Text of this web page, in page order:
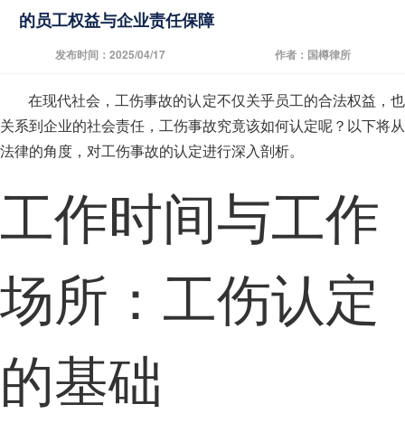
的员工权益与企业责任保障
发布时间：2025/04/17 作者：国樽律所
在现代社会，工伤事故的认定不仅关乎员工的合法权益，也
关系到企业的社会责任，工伤事故究竟该如何认定呢？以下将从
法律的角度，对工伤事故的认定进行深入剖析。
工作时间与工作
场所：工伤认定
的基础